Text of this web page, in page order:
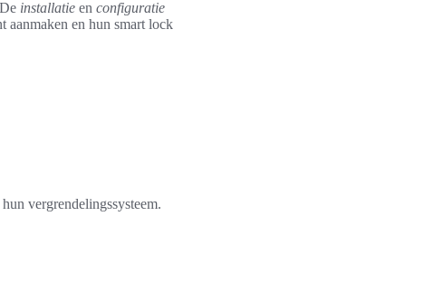
installatie en configuratie
aanmaken en hun smart lock
vergrendelingssysteem.